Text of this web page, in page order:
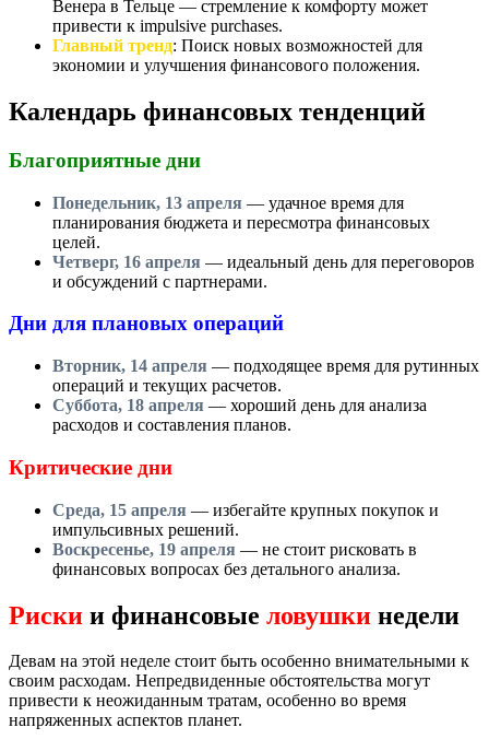
Венера в Тельце — стремление к комфорту может
привести к impulsive purchases.
Главный тренд: Поиск новых возможностей для
экономии и улучшения финансового положения.
Календарь финансовых тенденций
Благоприятные дни
Понедельник, 13 апреля — удачное время для
планирования бюджета и пересмотра финансовых
целей.
Четверг, 16 апреля — идеальный день для переговоров
и обсуждений с партнерами.
Дни для плановых операций
Вторник, 14 апреля — подходящее время для рутинных
операций и текущих расчетов.
Суббота, 18 апреля — хороший день для анализа
расходов и составления планов.
Критические дни
Среда, 15 апреля — избегайте крупных покупок и
импульсивных решений.
Воскресенье, 19 апреля — не стоит рисковать в
финансовых вопросах без детального анализа.
Риски и финансовые ловушки недели
Девам на этой неделе стоит быть особенно внимательными к
своим расходам. Непредвиденные обстоятельства могут
привести к неожиданным тратам, особенно во время
напряженных аспектов планет.